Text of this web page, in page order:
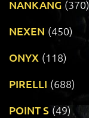
NANKANG (370)
NEXEN (450)
ONYX (118)
PIRELLI (688)
POINT S (49)